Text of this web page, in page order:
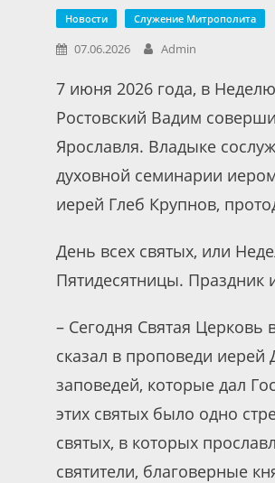
Новости Служение Митрополита
07.06.2026 Admin
7 июня 2026 года, в
Ростовский Вадим
Ярославля. Владыке
духовной семинарии
иерей Глеб Крупнов,
День всех святых, или
Пятидесятницы. Праздник
– Сегодня Святая Церковь
сказал в проповеди иерей
заповедей, которые дал
этих святых было одно
святых, в которых
святители, благоверные